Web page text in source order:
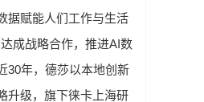
发起高端制造业深度研
据赋能人们工作与生活
成战略合作，推进AI数
技术发展和企业转型
30年，德莎以本地创新
接全球
升级，旗下徕卡上海研